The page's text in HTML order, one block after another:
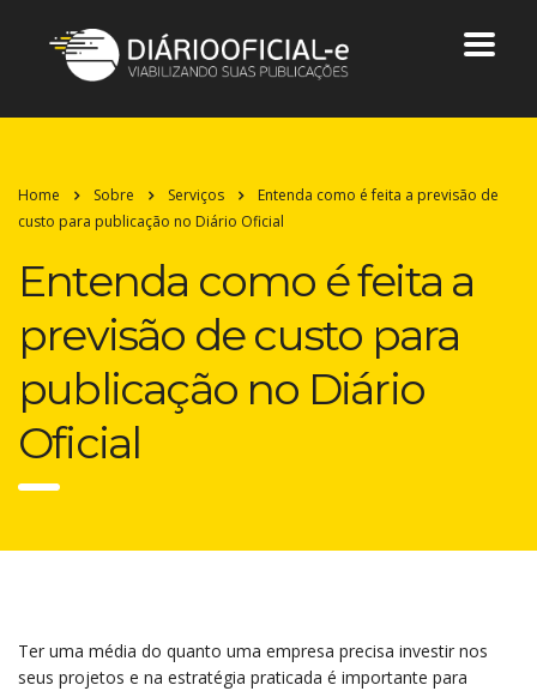
Home Sobre Serviços
Entenda como é feita a previsão de
custo para publicação no Diário Oficial
Entenda como é feita a
previsão de custo para
publicação no Diário
Oficial
Ter uma média do quanto uma empresa precisa investir nos
seus projetos e na estratégia praticada é importante para